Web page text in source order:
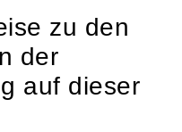
zu den
der
auf dieser